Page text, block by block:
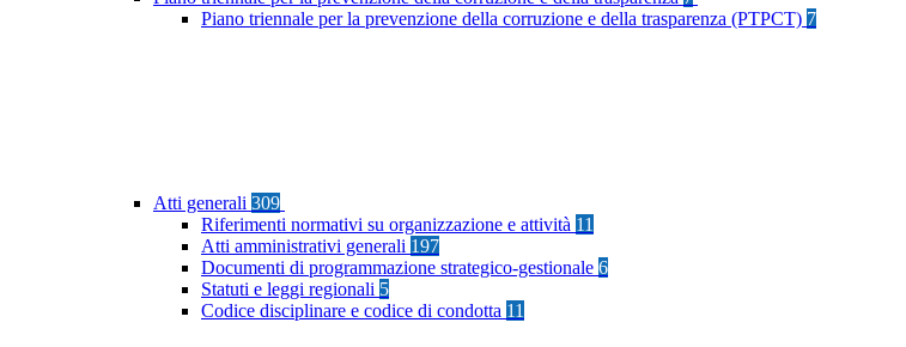
Piano triennale per la prevenzione della corruzione e della trasparenza (PTPCT) 7
Atti generali 309
Riferimenti normativi su organizzazione e attività 11
Atti amministrativi generali 197
Documenti di programmazione strategico-gestionale 6
Statuti e leggi regionali 5
Codice disciplinare e codice di condotta 11